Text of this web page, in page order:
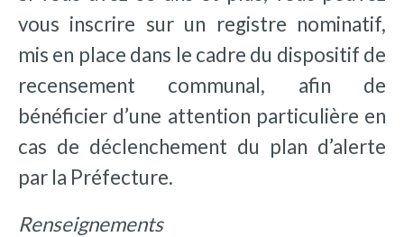
vous inscrire sur un registre nominatif,
mis en place dans le cadre du dispositif de
recensement communal, afin de
bénéficier d’une attention particulière en
cas de déclenchement du plan d’alerte
par la Préfecture.
Renseignements